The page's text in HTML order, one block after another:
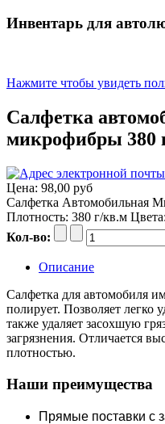
Инвентарь для
Нажмите чтобы увидеть
Салфетка
микрофибры 380
Цена: 98,00 руб
Салфетка Автомобильная
Плотность: 380 г/кв.м
Кол-во:
Описание
Салфетка для автомобиля
полирует. Позволяет легко
также удаляет засохшую
загрязнения. Отличается
плотностью.
Наши преимущества
Прямые поставки c